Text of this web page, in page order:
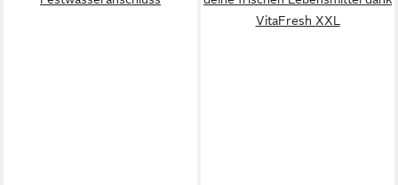
VitaFresh XXL